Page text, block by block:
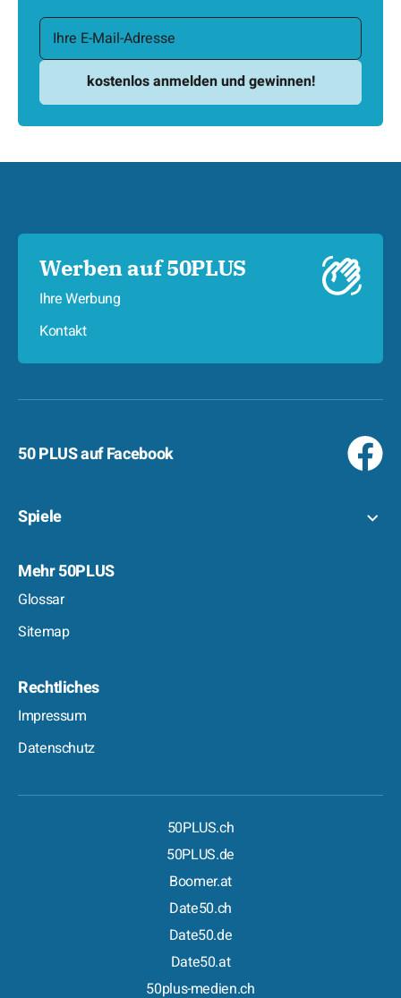
Werben auf 50PLUS
Ihre Werbung
Kontakt
50 PLUS auf Facebook
Spiele
Mehr 50PLUS
Glossar
Sitemap
Rechtliches
Impressum
Datenschutz
50PLUS.ch
50PLUS.de
Boomer.at
Date50.ch
Date50.de
Date50.at
50plus-medien.ch